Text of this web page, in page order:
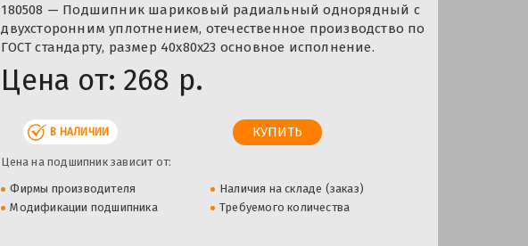
180508 — Подшипник шариковый радиальный однорядный с
двухсторонним уплотнением, отечественное производство по
ГОСТ стандарту, размер 40x80x23 основное исполнение.
Цена от: 268 р.
В НАЛИЧИИ
Цена на подшипник зависит от:
Фирмы производителя
Наличия на складе (заказ)
Модификации подшипника
Требуемого количества